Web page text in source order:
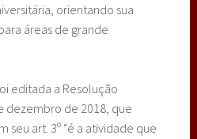
orientando sua
áreas de grande
editada a Resolução
dezembro de 2018, que
seu art. 3º “é a atividade que